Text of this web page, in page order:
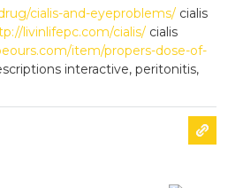
cialis-and-eyeproblems/ cialis
livinlifepc.com/cialis/ cialis
item/propers-dose-of-
interactive, peritonitis,